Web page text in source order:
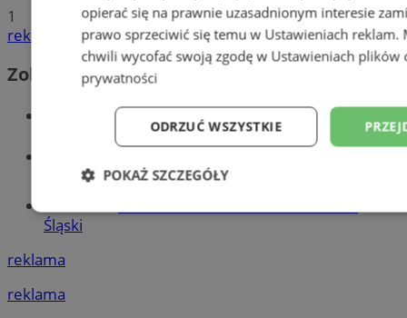
1
reklama
Zobacz również
Wiadomości kryminalne w Wodzisławiu
Śląski
reklama
reklama
opierać się na prawnie uzasadnionym interesie
prawo sprzeciwić się temu w Ustawieniach reklam.
chwili wycofać swoją zgodę w Ustawieniach plików
prywatności
ODRZUĆ WSZYSTKIE
POKAŻ SZCZEGÓŁY
Niezbędne Wydajność